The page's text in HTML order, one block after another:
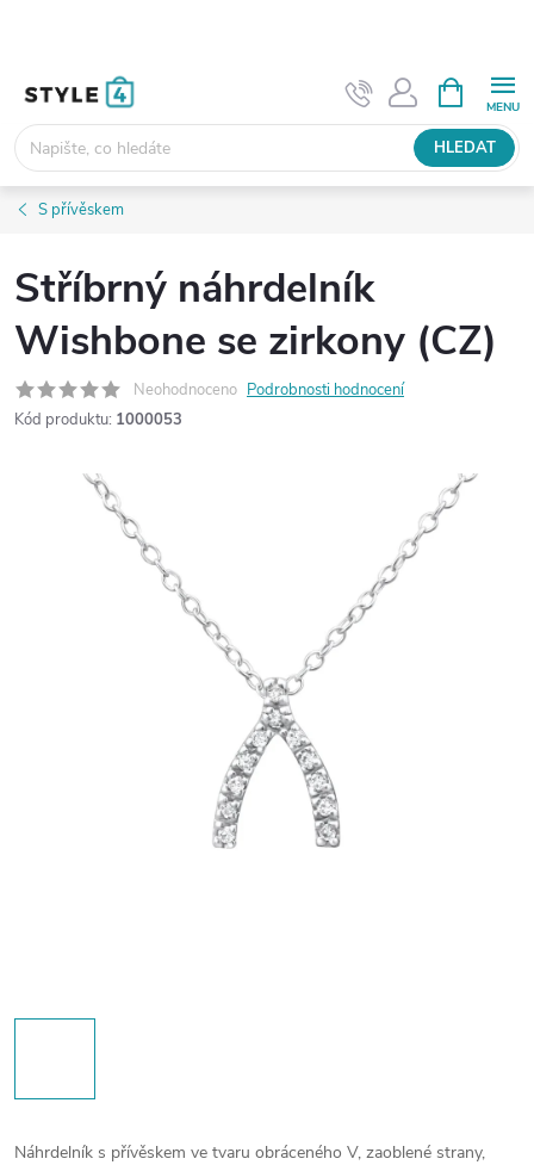
HLEDAT
NÁKUPNÍ
KOŠÍK
S přívěskem
Stříbrný náhrdelník
Wishbone se zirkony (CZ)
Neohodnoceno Podrobnosti hodnocení
Kód produktu: 1000053
Náhrdelník s přívěskem ve tvaru obráceného V, zaoblené strany,